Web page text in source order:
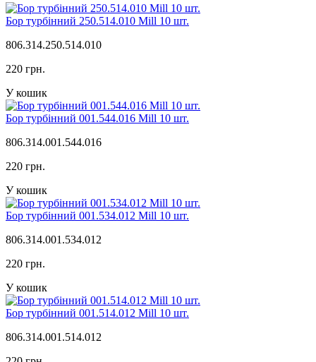
Бор турбінний 250.514.010 Mill 10 шт.
806.314.250.514.010
220 грн.
У кошик
Бор турбінний 001.544.016 Mill 10 шт.
806.314.001.544.016
220 грн.
У кошик
Бор турбінний 001.534.012 Mill 10 шт.
806.314.001.534.012
220 грн.
У кошик
Бор турбінний 001.514.012 Mill 10 шт.
806.314.001.514.012